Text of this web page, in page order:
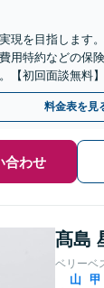
現を目指します
用特約などの保
【初回面談無料】
料金表を見
合わせ
髙島
ベリーベ
山
甲